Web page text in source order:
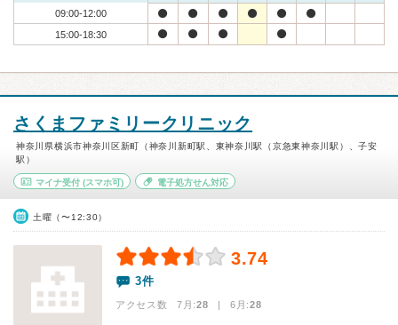
09:00-12:00
15:00-18:30
さくまファミリークリニック
神奈川県横浜市神奈川区新町（神奈川新町駅、東神奈川駅（京急東神奈川駅）、子安
駅）
マイナ受付 (スマホ可) 電子処方せん対応
土曜（〜12:30）
3.74
3件
アクセス数 7月:28 | 6月:28